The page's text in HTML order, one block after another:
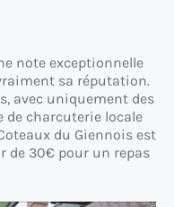
note exceptionnelle
sa réputation.
avec uniquement des
de charcuterie locale
du Giennois est
de 30€ pour un repas